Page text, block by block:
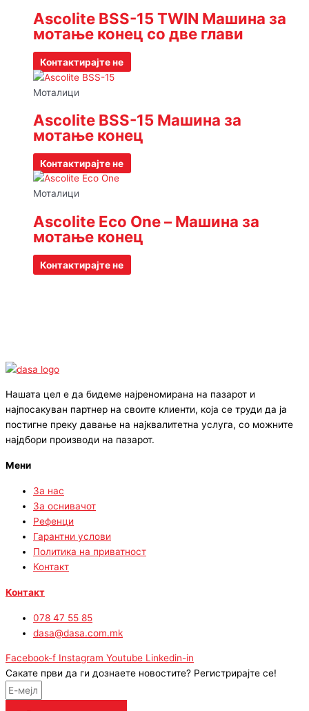
Ascolite BSS-15 TWIN Машина за
мотање конец со две глави
Контактирајте не
Моталици
Ascolite BSS-15 Машина за
мотање конец
Контактирајте не
Моталици
Ascolite Eco One – Машина за
мотање конец
Контактирајте не
Нашата цел е да бидеме најреномирана на пазарот и
најпосакуван партнер на своите клиенти, која се труди да ја
постигне преку давање на најквалитетна услуга, со можните
најдбори производи на пазарот.
Мени
За нас
За оснивачот
Рефенци
Гарантни услови
Политика на приватност
Контакт
Контакт
078 47 55 85
dasa@dasa.com.mk
Facebook-f Instagram Youtube Linkedin-in
Сакате први да ги дознаете новостите? Регистрирајте се!